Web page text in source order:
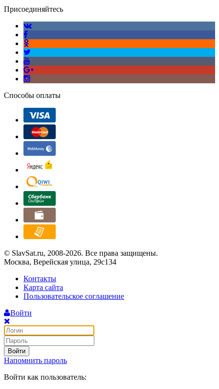
Присоединяйтесь
Способы оплаты
© SlavSat.ru, 2008-2026. Все права защищены.
Москва, Верейская улица, 29с134
Контакты
Карта сайта
Пользовательское соглашение
Войти
Войти
Напомнить пароль
Войти как пользователь: